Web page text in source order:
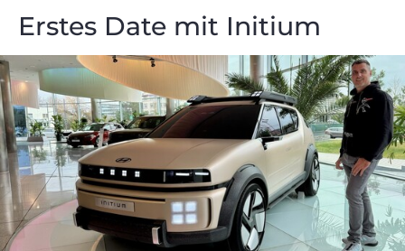
Erstes Date mit Initium